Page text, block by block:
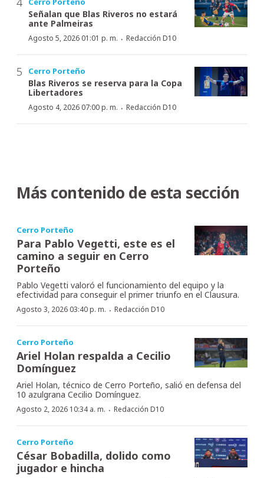
Señalan que Blas Riveros no estará
ante Palmeiras
Agosto 5, 2026 01:01 p. m. · Redacción D10
Cerro Porteño
Blas Riveros se reserva para la Copa
Libertadores
Agosto 4, 2026 07:00 p. m. · Redacción D10
Más contenido de esta sección
Cerro Porteño
Para Pablo Vegetti, este es el
camino a seguir en Cerro
Porteño
Pablo Vegetti valoró el funcionamiento del equipo y la
efectividad para conseguir el primer triunfo en el Clausura.
Agosto 3, 2026 03:40 p. m. · Redacción D10
Cerro Porteño
Ariel Holan respalda a Cecilio
Domínguez
Ariel Holan, técnico de Cerro Porteño, salió en defensa del
10 azulgrana Cecilio Domínguez.
Agosto 2, 2026 10:34 a. m. · Redacción D10
Cerro Porteño
César Bobadilla, dolido como
jugador e hincha